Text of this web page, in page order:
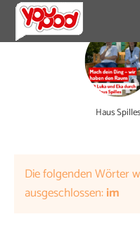
Haus Spilles
Die folgenden Wörter
ausgeschlossen:im